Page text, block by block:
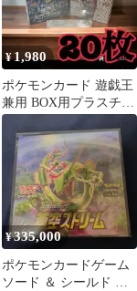
¥1,980
ポケモンカード 遊戯王
兼用 BOX用プラスチッ
クケース ボックスロ
ーダー13
¥335,000
ポケモンカードゲーム
ソード ＆ シールド 拡